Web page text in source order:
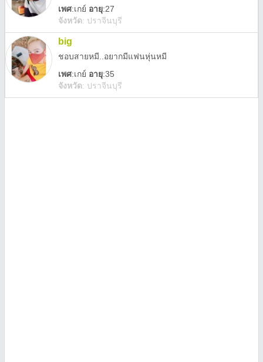
เพศ:เกย์ อายุ:27
จังหวัด: ปราจีนบุรี
big
ชอบสายหมี..อยากมีแฟนหุ่นหมี
เพศ:เกย์ อายุ:35
จังหวัด: ปราจีนบุรี